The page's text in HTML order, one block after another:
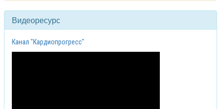
Видеоресурс
Канал "Кардиопрогресс"